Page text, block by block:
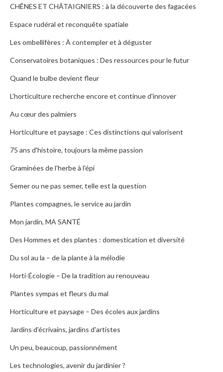
CHÊNES ET CHÂTAIGNIERS : à la découverte des fagacées
Espace rudéral et reconquête spatiale
Les ombellifères : À contempler et à déguster
Conservatoires botaniques : Des ressources pour le futur
Quand le bulbe devient fleur
L’horticulture recherche encore et continue d'innover
Au cœur des palmiers
Horticulture et paysage : Ces distinctions qui valorisent
75 ans d'histoire, toujours la même passion
Graminées de l'herbe à l'épi
Semer ou ne pas semer, telle est la question
Plantes compagnes, le service au jardin
Mon jardin, MA SANTÉ
Des Hommes et des plantes : domestication et diversité
Du sol au la – de la plante à la mélodie
Horti-Écologie – De la tradition au renouveau
Plantes sympas et fleurs du mal
Horticulture et paysage – Des écoles aux jardins
Jardins d'écrivains, jardins d'artistes
Un peu, beaucoup, passionnément
Les technologies, avenir du jardinier ?